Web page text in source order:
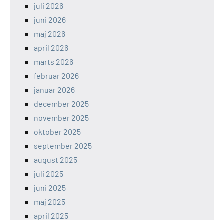
juli 2026
juni 2026
maj 2026
april 2026
marts 2026
februar 2026
januar 2026
december 2025
november 2025
oktober 2025
september 2025
august 2025
juli 2025
juni 2025
maj 2025
april 2025